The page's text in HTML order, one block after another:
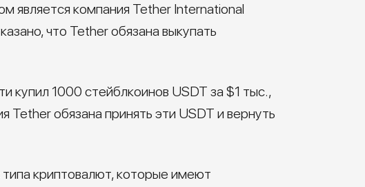
является компания Tether International
что Tether обязана выкупать
купил 1000 стейблкоинов USDT за $1 тыс.,
Tether обязана принять эти USDT и вернуть
криптовалют, которые имеют